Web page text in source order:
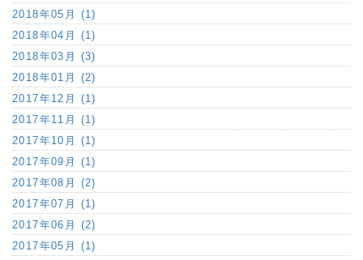
2018年05月 (1)
2018年04月 (1)
2018年03月 (3)
2018年01月 (2)
2017年12月 (1)
2017年11月 (1)
2017年10月 (1)
2017年09月 (1)
2017年08月 (2)
2017年07月 (1)
2017年06月 (2)
2017年05月 (1)